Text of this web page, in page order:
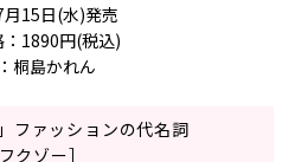
15日(水)発売
1890円(税込)
桐島かれん
ファッションの代名詞
クゾー］